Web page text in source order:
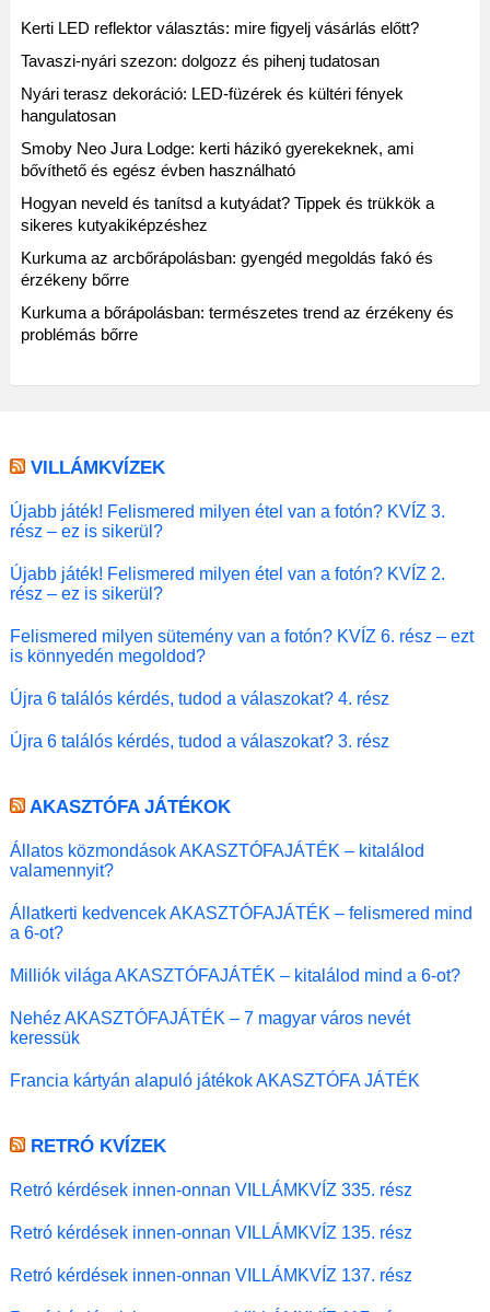
Kerti LED reflektor választás: mire figyelj vásárlás előtt?
Tavaszi-nyári szezon: dolgozz és pihenj tudatosan
Nyári terasz dekoráció: LED-füzérek és kültéri fények
hangulatosan
Smoby Neo Jura Lodge: kerti házikó gyerekeknek, ami
bővíthető és egész évben használható
Hogyan neveld és tanítsd a kutyádat? Tippek és trükkök a
sikeres kutyakiképzéshez
Kurkuma az arcbőrápolásban: gyengéd megoldás fakó és
érzékeny bőrre
Kurkuma a bőrápolásban: természetes trend az érzékeny és
problémás bőrre
VILLÁMKVÍZEK
Újabb játék! Felismered milyen étel van a fotón? KVÍZ 3.
rész – ez is sikerül?
Újabb játék! Felismered milyen étel van a fotón? KVÍZ 2.
rész – ez is sikerül?
Felismered milyen sütemény van a fotón? KVÍZ 6. rész – ezt
is könnyedén megoldod?
Újra 6 találós kérdés, tudod a válaszokat? 4. rész
Újra 6 találós kérdés, tudod a válaszokat? 3. rész
AKASZTÓFA JÁTÉKOK
Állatos közmondások AKASZTÓFAJÁTÉK – kitalálod
valamennyit?
Állatkerti kedvencek AKASZTÓFAJÁTÉK – felismered mind
a 6-ot?
Milliók világa AKASZTÓFAJÁTÉK – kitalálod mind a 6-ot?
Nehéz AKASZTÓFAJÁTÉK – 7 magyar város nevét
keressük
Francia kártyán alapuló játékok AKASZTÓFA JÁTÉK
RETRÓ KVÍZEK
Retró kérdések innen-onnan VILLÁMKVÍZ 335. rész
Retró kérdések innen-onnan VILLÁMKVÍZ 135. rész
Retró kérdések innen-onnan VILLÁMKVÍZ 137. rész